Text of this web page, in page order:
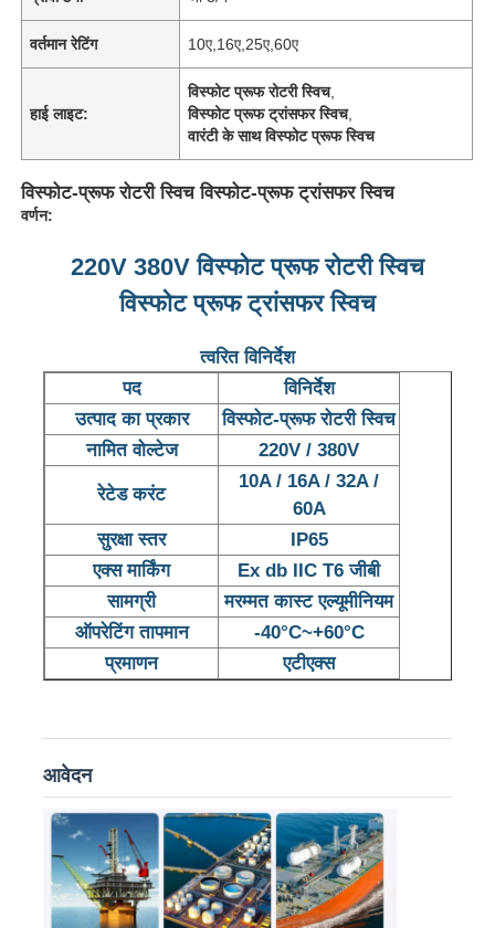
होम
उत्पाद
हमारे बारे में
वर्तमान रेटिंग 10ए,16ए,25ए,60ए
हाई लाइट:
विस्फोट प्रूफ रोटरी स्विच,
विस्फोट प्रूफ ट्रांसफर स्विच,
वारंटी के साथ विस्फोट प्रूफ स्विच
विस्फोट-प्रूफ रोटरी स्विच विस्फोट-प्रूफ ट्रांसफर स्विच
वर्णन:
220V 380V विस्फोट प्रूफ रोटरी स्विच
विस्फोट प्रूफ ट्रांसफर स्विच
त्वरित विनिर्देश
पद
विनिर्देश
उत्पाद का प्रकार
विस्फोट-प्रूफ रोटरी स्विच
नामित वोल्टेज
220V / 380V
रेटेड करंट
10A / 16A / 32A /
60A
सुरक्षा स्तर
IP65
एक्स मार्किंग
Ex db IIC T6 जीबी
सामग्री
मरम्मत कास्ट एल्यूमीनियम
ऑपरेटिंग तापमान
-40°C~+60°C
प्रमाणन
एटीएक्स
आवेदन